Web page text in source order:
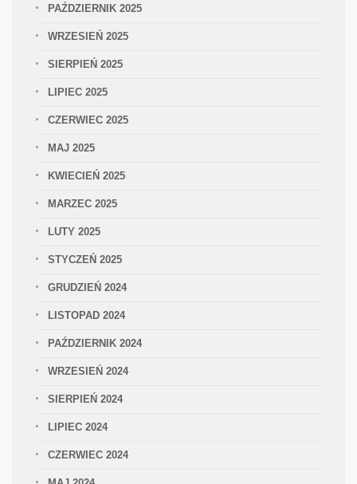
PAŹDZIERNIK 2025
WRZESIEŃ 2025
SIERPIEŃ 2025
LIPIEC 2025
CZERWIEC 2025
MAJ 2025
KWIECIEŃ 2025
MARZEC 2025
LUTY 2025
STYCZEŃ 2025
GRUDZIEŃ 2024
LISTOPAD 2024
PAŹDZIERNIK 2024
WRZESIEŃ 2024
SIERPIEŃ 2024
LIPIEC 2024
CZERWIEC 2024